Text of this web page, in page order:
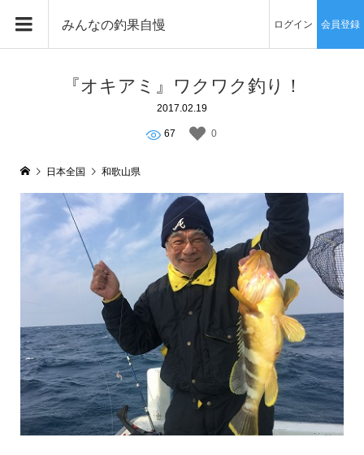
みんなの釣果自慢 ログイン 会員登録
『オキアミ』ワクワク釣り！
2017.02.19
67 0
日本全国 和歌山県